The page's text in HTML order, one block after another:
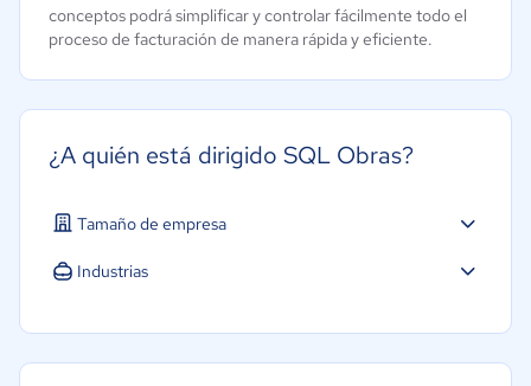
conceptos podrá simplificar y controlar fácilmente todo el
proceso de facturación de manera rápida y eficiente.
¿A quién está dirigido SQL Obras?
Tamaño de empresa
Industrias